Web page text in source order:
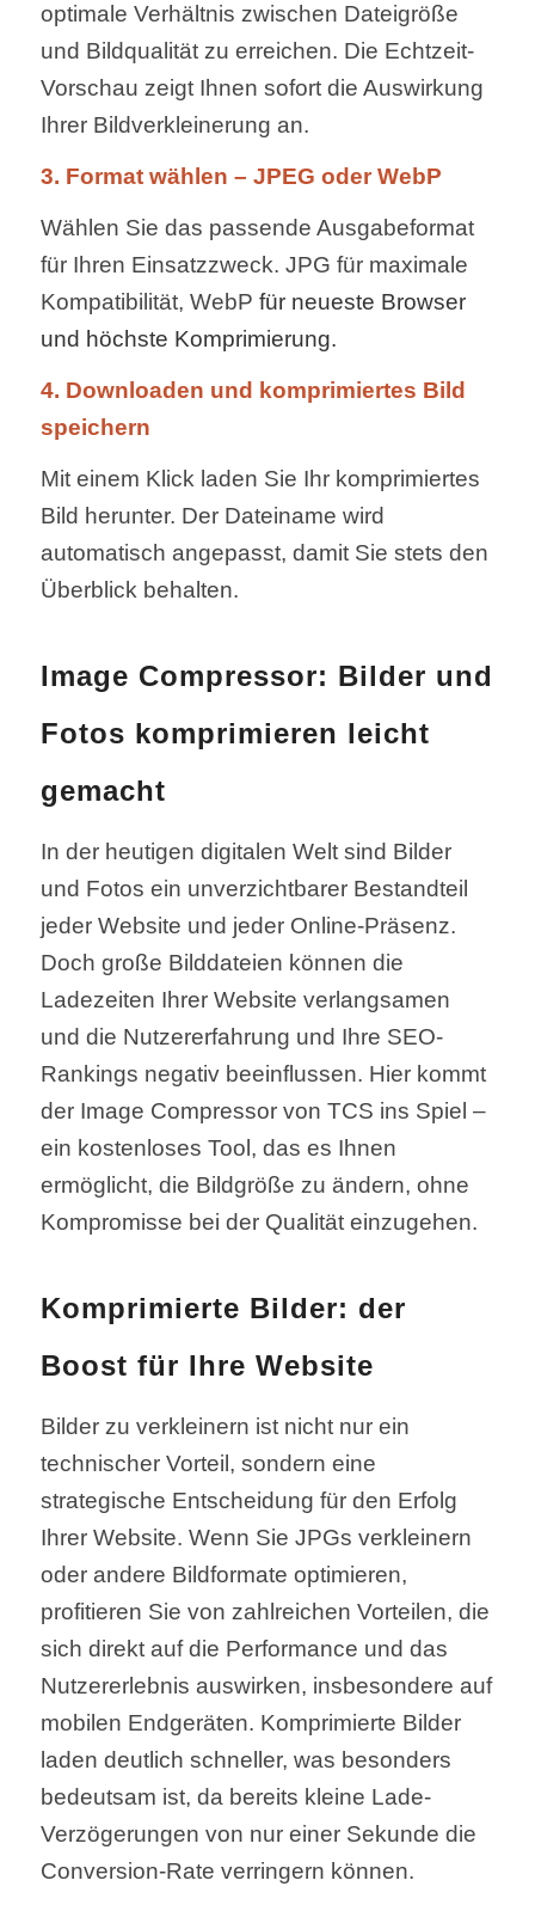
optimale Verhältnis zwischen Dateigröße
und Bildqualität zu erreichen. Die Echtzeit-
Vorschau zeigt Ihnen sofort die Auswirkung
Ihrer Bildverkleinerung an.
3. Format wählen – JPEG oder WebP
Wählen Sie das passende Ausgabeformat
für Ihren Einsatzzweck. JPG für maximale
Kompatibilität, WebP für neueste Browser
und höchste Komprimierung.
4. Downloaden und komprimiertes Bild
speichern
Mit einem Klick laden Sie Ihr komprimiertes
Bild herunter. Der Dateiname wird
automatisch angepasst, damit Sie stets den
Überblick behalten.
Image Compressor: Bilder und
Fotos komprimieren leicht
gemacht
In der heutigen digitalen Welt sind Bilder
und Fotos ein unverzichtbarer Bestandteil
jeder Website und jeder Online-Präsenz.
Doch große Bilddateien können die
Ladezeiten Ihrer Website verlangsamen
und die Nutzererfahrung und Ihre SEO-
Rankings negativ beeinflussen. Hier kommt
der Image Compressor von TCS ins Spiel –
ein kostenloses Tool, das es Ihnen
ermöglicht, die Bildgröße zu ändern, ohne
Kompromisse bei der Qualität einzugehen.
Komprimierte Bilder: der
Boost für Ihre Website
Bilder zu verkleinern ist nicht nur ein
technischer Vorteil, sondern eine
strategische Entscheidung für den Erfolg
Ihrer Website. Wenn Sie JPGs verkleinern
oder andere Bildformate optimieren,
profitieren Sie von zahlreichen Vorteilen, die
sich direkt auf die Performance und das
Nutzererlebnis auswirken, insbesondere auf
mobilen Endgeräten. Komprimierte Bilder
laden deutlich schneller, was besonders
bedeutsam ist, da bereits kleine Lade-
Verzögerungen von nur einer Sekunde die
Conversion-Rate verringern können.